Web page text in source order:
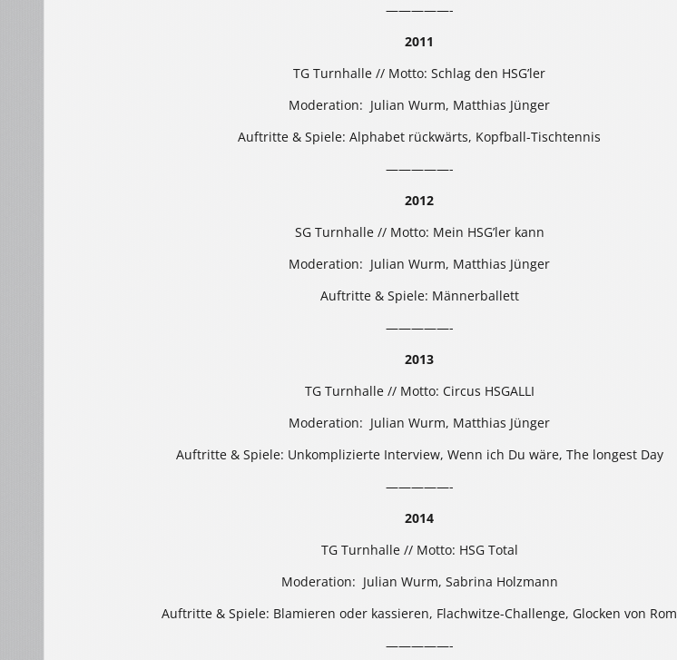
—————-
2011
TG Turnhalle // Motto: Schlag den HSG’ler
Moderation: Julian Wurm, Matthias Jünger
Auftritte & Spiele: Alphabet rückwärts, Kopfball-Tischtennis
—————-
2012
SG Turnhalle // Motto: Mein HSG’ler kann
Moderation: Julian Wurm, Matthias Jünger
Auftritte & Spiele: Männerballett
—————-
2013
TG Turnhalle // Motto: Circus HSGALLI
Moderation: Julian Wurm, Matthias Jünger
Auftritte & Spiele: Unkomplizierte Interview, Wenn ich Du wäre, The longest Day
—————-
2014
TG Turnhalle // Motto: HSG Total
Moderation: Julian Wurm, Sabrina Holzmann
Auftritte & Spiele: Blamieren oder kassieren, Flachwitze-Challenge, Glocken von Rom
—————-